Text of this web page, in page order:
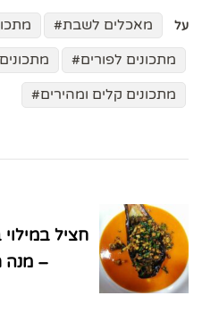
על מאכלים לשבת
מתכונים לפורים
מתכונים קלים ומהירים
בפוסטים
חציל
– מנה